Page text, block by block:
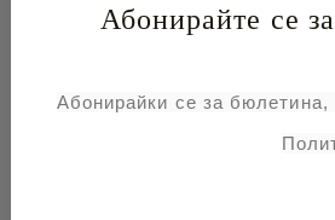
ДАМСКИ САНДАЛИ
€108 211.23лв.
Абонирайте се за
Абонирайки се за